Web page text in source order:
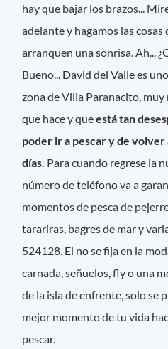
hay que bajar los brazos...
adelante y hagamos las
arranquen una sonrisa. Ah...
Bueno... David del Valle es
zona de Villa Paranacito,
que hace y queestá tan
poder ir a pescar y de
días. Para cuando regrese la
número de teléfono va a
momentos de pesca de
tarariras, bagres de mar y
524128. El no se fija en la
carnada, señuelos, fly o una
de la isla de enfrente, solo se
mejor momento de tu vida
pescar.